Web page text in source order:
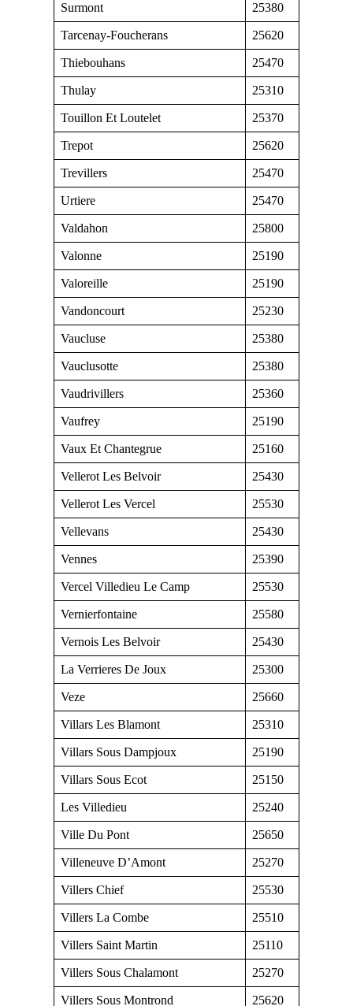
Surmont 25380
Tarcenay-Foucherans 25620
Thiebouhans 25470
Thulay 25310
Touillon Et Loutelet 25370
Trepot 25620
Trevillers 25470
Urtiere 25470
Valdahon 25800
Valonne 25190
Valoreille 25190
Vandoncourt 25230
Vaucluse 25380
Vauclusotte 25380
Vaudrivillers 25360
Vaufrey 25190
Vaux Et Chantegrue 25160
Vellerot Les Belvoir 25430
Vellerot Les Vercel 25530
Vellevans 25430
Vennes 25390
Vercel Villedieu Le Camp 25530
Vernierfontaine 25580
Vernois Les Belvoir 25430
La Verrieres De Joux 25300
Veze 25660
Villars Les Blamont 25310
Villars Sous Dampjoux 25190
Villars Sous Ecot 25150
Les Villedieu 25240
Ville Du Pont 25650
Villeneuve D’Amont 25270
Villers Chief 25530
Villers La Combe 25510
Villers Saint Martin 25110
Villers Sous Chalamont 25270
Villers Sous Montrond 25620